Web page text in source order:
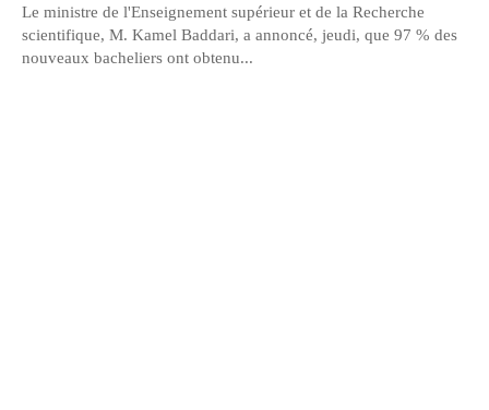
Le ministre de l'Enseignement supérieur et de la Recherche
scientifique, M. Kamel Baddari, a annoncé, jeudi, que 97 % des
nouveaux bacheliers ont obtenu...